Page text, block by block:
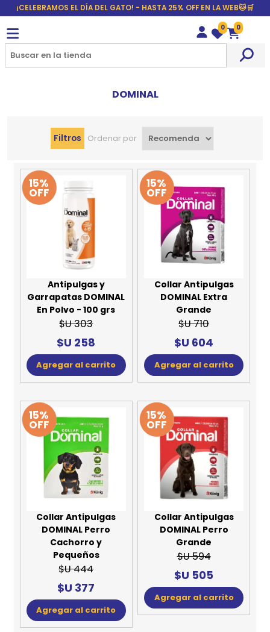
¡CELEBRAMOS EL DÍA DEL GATO! - HASTA 25% OFF EN LA WEB🐱🛒
Wishlist
0
Carrito
0
DOMINAL
Filtros Ordenar por
15%
OFF
Antipulgas y
Garrapatas DOMINAL
En Polvo - 100 grs
$U 303
$U 258
Agregar al carrito
15%
OFF
Collar Antipulgas
DOMINAL Extra
Grande
$U 710
$U 604
Agregar al carrito
15%
OFF
Collar Antipulgas
DOMINAL Perro
Cachorro y
Pequeños
$U 444
$U 377
Agregar al carrito
15%
OFF
Collar Antipulgas
DOMINAL Perro
Grande
$U 594
$U 505
Agregar al carrito